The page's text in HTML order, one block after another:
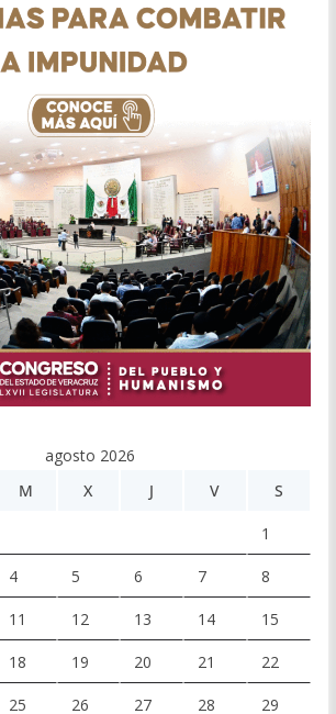
agosto 2026
M X J V S
1
4 5 6 7 8
11 12 13 14 15
18 19 20 21 22
25 26 27 28 29